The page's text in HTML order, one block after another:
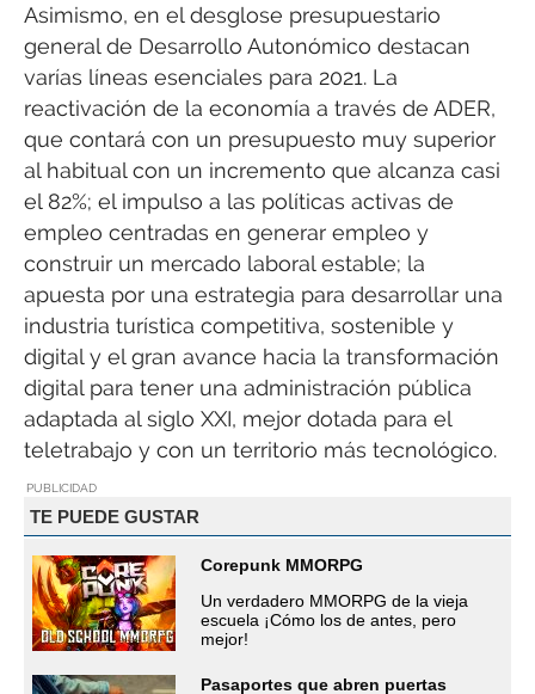
Asimismo, en el desglose presupuestario
general de Desarrollo Autonómico destacan
varías líneas esenciales para 2021. La
reactivación de la economía a través de ADER,
que contará con un presupuesto muy superior
al habitual con un incremento que alcanza casi
el 82%; el impulso a las políticas activas de
empleo centradas en generar empleo y
construir un mercado laboral estable; la
apuesta por una estrategia para desarrollar una
industria turística competitiva, sostenible y
digital y el gran avance hacia la transformación
digital para tener una administración pública
adaptada al siglo XXI, mejor dotada para el
teletrabajo y con un territorio más tecnológico.
PUBLICIDAD
TE PUEDE GUSTAR
Corepunk MMORPG
Un verdadero MMORPG de la vieja
escuela ¡Cómo los de antes, pero
mejor!
Pasaportes que abren puertas